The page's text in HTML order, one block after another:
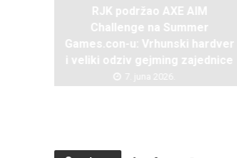
RJK podržao AXE AIM
Challenge na Summer
Games.con-u: Vrhunski hardver
i veliki odziv gejming zajednice
7. juna 2026.